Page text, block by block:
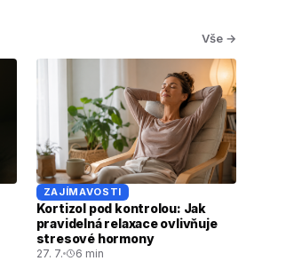
Vše →
ZAJÍMAVOSTI
Kortizol pod kontrolou: Jak
pravidelná relaxace ovlivňuje
stresové hormony
27. 7. 6 min